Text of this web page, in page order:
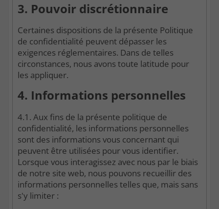
3. Pouvoir discrétionnaire
Certaines dispositions de la présente Politique
de confidentialité peuvent dépasser les
exigences réglementaires. Dans de telles
circonstances, nous avons toute latitude pour
les appliquer.
4. Informations personnelles
4.1. Aux fins de la présente politique de
confidentialité, les informations personnelles
sont des informations vous concernant qui
peuvent être utilisées pour vous identifier.
Lorsque vous interagissez avec nous par le biais
de notre site web, nous pouvons recueillir des
informations personnelles telles que, mais sans
s'y limiter :